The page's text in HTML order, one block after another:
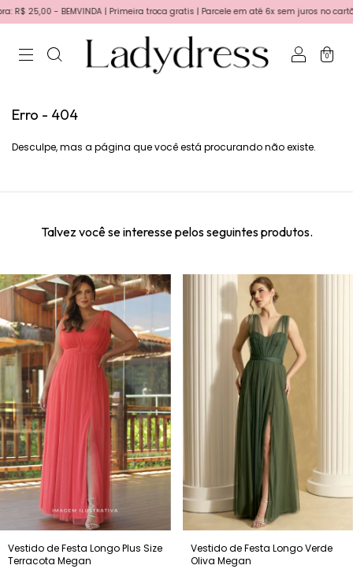
25,00 - BEMVINDA | Primeira troca gratis | Parcele em até 6x sem juros no cartão!
0
Erro - 404
Desculpe, mas a página que você está procurando não existe.
Talvez você se interesse pelos seguintes produtos.
Vestido de Festa Longo Plus Size
Terracota Megan
Vestido de Festa Longo Verde
Oliva Megan